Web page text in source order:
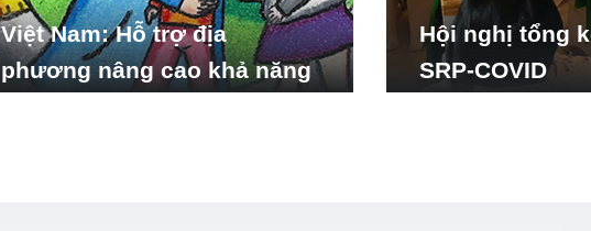
Việt Nam: Hỗ trợ địa
phương nâng cao khả năng
Hội nghị tổng
SRP-COVID